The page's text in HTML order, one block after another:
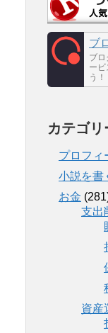
ブ
ブ
ー
う！
カテゴリ
プロフィ
小説を書
お金
支出
資産